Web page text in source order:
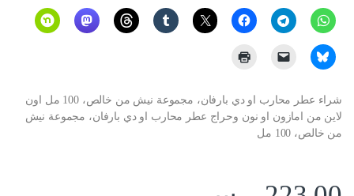
شراء عطر محارب او دي بارفان، مجموعة نيش من خالص، 100 مل اون
لاين من امازون او نون وحراج عطر محارب او دي بارفان، مجموعة نيش
من خالص، 100 مل